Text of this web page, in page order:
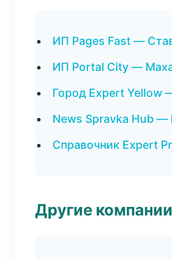
ИП Pages Fast —
ИП Portal City —
Город Expert Yellow
News Spravka Hub —
Справочник Expert
Другие компании